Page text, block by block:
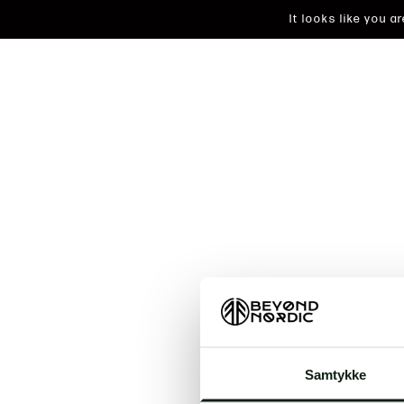
Samtykke
It looks like you